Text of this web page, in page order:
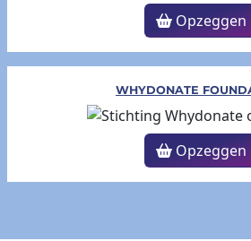
Opzeggen
WHYDONATE
Opzeggen